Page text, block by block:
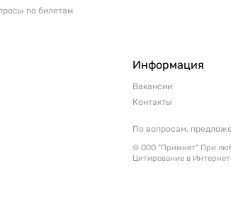
по билетам
Информация
Вакансии
Контакты
По вопросам,
© ООО "Примнет" При
Цитирование в